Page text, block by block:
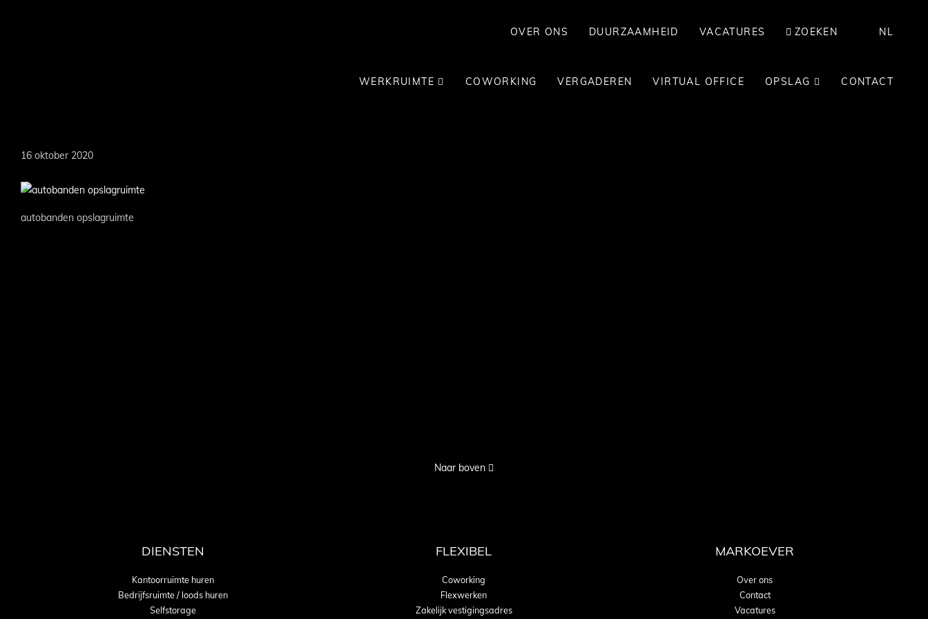
OVER ONS DUURZAAMHEID VACATURES ZOEKEN NL
WERKRUIMTE COWORKING VERGADEREN VIRTUAL OFFICE OPSLAG CONTACT
16 oktober 2020
autobanden opslagruimte
Naar boven
DIENSTEN
Kantoorruimte huren
Bedrijfsruimte / loods huren
Selfstorage
FLEXIBEL
Coworking
Flexwerken
Zakelijk vestigingsadres
MARKOEVER
Over ons
Contact
Vacatures